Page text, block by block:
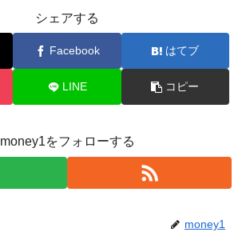
シェアする
Facebook はてブ
LINE コピー
money1をフォローする
money1